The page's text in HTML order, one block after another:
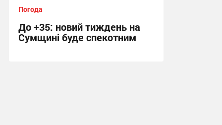
Погода
До +35: новий тиждень на
Сумщині буде спекотним